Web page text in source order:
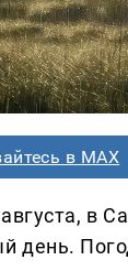
в MAX
в
день.